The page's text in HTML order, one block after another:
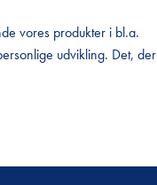
vores produkter i bl.a.
udvikling. Det, der